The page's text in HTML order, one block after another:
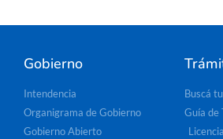
Gobierno
Intendencia
Organigrama de Gobierno
Gobierno Abierto
Buscá
Guía de